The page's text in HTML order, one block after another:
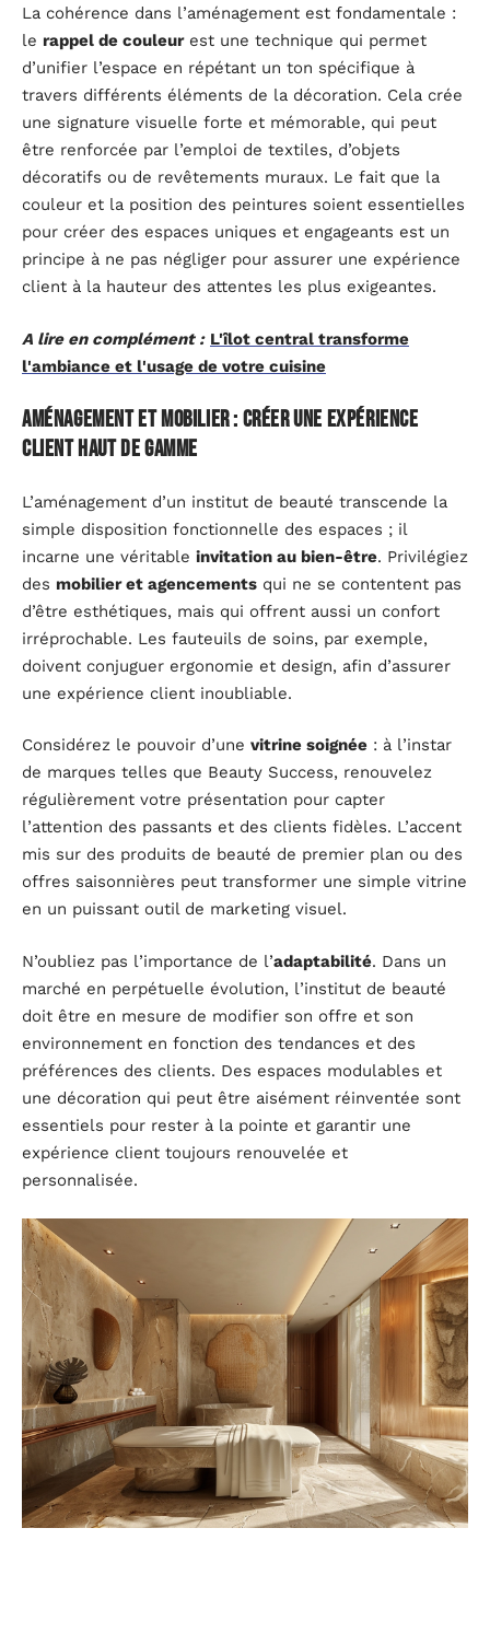
La cohérence dans l’aménagement est fondamentale :
le rappel de couleurest une technique qui permet
d’unifier l’espace en répétant un ton spécifique à
travers différents éléments de la décoration. Cela crée
une signature visuelle forte et mémorable, qui peut
être renforcée par l’emploi de textiles, d’objets
décoratifs ou de revêtements muraux. Le fait que la
couleur et la position des peintures soient essentielles
pour créer des espaces uniques et engageants est un
principe à ne pas négliger pour assurer une expérience
client à la hauteur des attentes les plus exigeantes.
A lire en complément : L'îlot central transforme
l'ambiance et l'usage de votre cuisine
Aménagement et mobilier : créer une expérience
client haut de gamme
L’aménagement d’un institut de beauté transcende la
simple disposition fonctionnelle des espaces ; il
incarne une véritable invitation au bien-être. Privilégiez
des mobilier et agencements qui ne se contentent pas
d’être esthétiques, mais qui offrent aussi un confort
irréprochable. Les fauteuils de soins, par exemple,
doivent conjuguer ergonomie et design, afin d’assurer
une expérience client inoubliable.
Considérez le pouvoir d’une vitrine soignée : à l’instar
de marques telles que Beauty Success, renouvelez
régulièrement votre présentation pour capter
l’attention des passants et des clients fidèles. L’accent
mis sur des produits de beauté de premier plan ou des
offres saisonnières peut transformer une simple vitrine
en un puissant outil de marketing visuel.
N’oubliez pas l’importance de l’adaptabilité. Dans un
marché en perpétuelle évolution, l’institut de beauté
doit être en mesure de modifier son offre et son
environnement en fonction des tendances et des
préférences des clients. Des espaces modulables et
une décoration qui peut être aisément réinventée sont
essentiels pour rester à la pointe et garantir une
expérience client toujours renouvelée et
personnalisée.